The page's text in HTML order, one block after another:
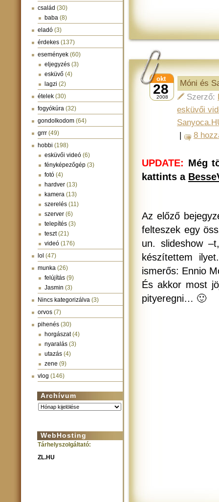
család (30)
baba (8)
eladó (3)
érdekes (137)
események (60)
eljegyzés (3)
esküvő (4)
lagzi (2)
ételek (30)
fogyókúra (32)
gondolkodom (64)
grrr (49)
hobbi (198)
esküvői videó (6)
fényképezőgép (3)
fotó (4)
hardver (13)
kamera (13)
szerelés (11)
szerver (6)
telepítés (3)
teszt(21)
videó (176)
lol (47)
munka (26)
felújítás (9)
Jasmin (3)
Nincs kategorizálva (3)
orvos (7)
pihenés (30)
horgászat(4)
nyaralás (3)
utazás (4)
zene (9)
vlog (146)
Archívum
Archívum
WebHosting
Tárhelyszolgáltató:
ZL.HU
28
okt
2008
Móni és
Szerző:
esküvői
|
8
UPDATE: Még
kattints a
Az előző
felteszek egy
un. slideshow
készítettem
ismerős: Ennio
És akkor most
pityeregni… 🙂